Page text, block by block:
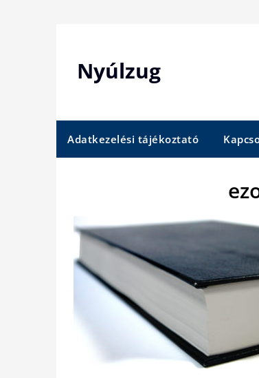
Nyúlzug
Adatkezelési tájékoztató